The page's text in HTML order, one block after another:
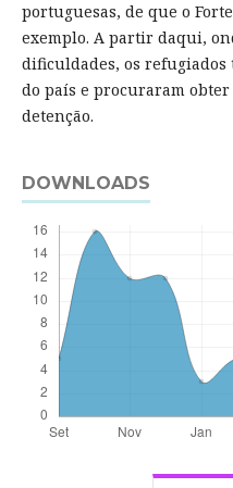
portuguesas, de que o
exemplo. A partir daqui,
dificuldades, os
do país e procuraram
detenção.
DOWNLOADS